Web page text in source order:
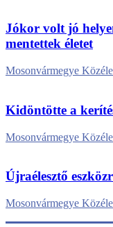
Jókor volt jó
mentettek életet
Mosonvármegye
Kidöntötte a
Mosonvármegye
Újraélesztő
Mosonvármegye